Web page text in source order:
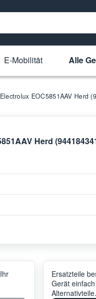
E-Mobilität Alle
EOC5851AAV Herd
Herd
Ersatzteile
Gerät
Alternativteile.